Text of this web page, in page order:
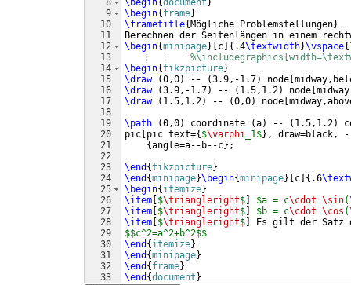
8
9
10
11
12
13
14
15
16
17
18
19
20
21
22
23
24
25
26
27
28
29
30
31
32
33
\begin{document }
\begin{ frame}
\frametitle{ Mögliche Problemstellungen}
Berechnen der Seitenlängen in einem
\begin{minipage} c { .4\textwidth}\vspace{
\begin{tikzpicture}
\draw
(0,0) -- (3.9,-1.7) node
\draw
(3.9,-1.7) -- ( 1.5,1.2) node
\draw
( 1.5,1.2) -- (0,0) node
\path
(0,0) coordinate (a) -- ( 1.5,1.2)
pic pic text={ $\varphi _1$} , draw=black,
{angle=a--b--c} ;
\end {tikzpicture}
\end {minipage}\begin{minipage} c { .6
\begin{ itemize}
\item $\triangleright$ $a = c\cdot \sin(
\item $\triangleright$ $b = c\cdot \cos (
\item $\triangleright$
Es gilt der Satz
$$c^2=a^2+b^2$$
\end { itemize}
\end {minipage}
\end { frame}
\end {document }